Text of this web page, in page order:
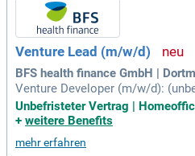
Venture Lead (m/w/d)
BFS health finance GmbH |
Venture Developer (m/w/d):
ndort Dortmund und im Mobile
wartet dich?
Unbefristeter Vertrag |
+ weitere Benefits
mehr erfahren